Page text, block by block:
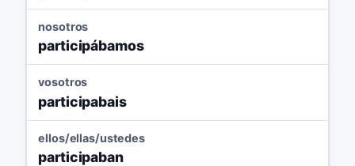
nosotros
participábamos
vosotros
participabais
ellos/ellas/ustedes
participaban